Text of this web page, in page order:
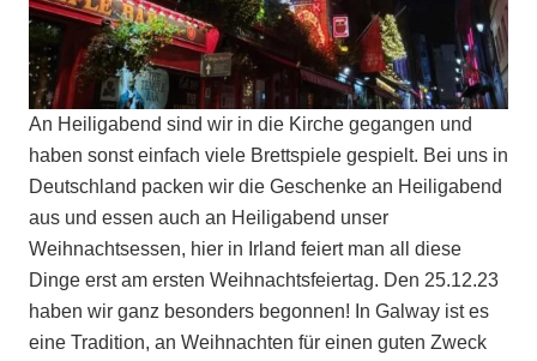
An Heiligabend sind wir in die Kirche gegangen und
haben sonst einfach viele Brettspiele gespielt. Bei uns in
Deutschland packen wir die Geschenke an Heiligabend
aus und essen auch an Heiligabend unser
Weihnachtsessen, hier in Irland feiert man all diese
Dinge erst am ersten Weihnachtsfeiertag. Den 25.12.23
haben wir ganz besonders begonnen! In Galway ist es
eine Tradition, an Weihnachten für einen guten Zweck